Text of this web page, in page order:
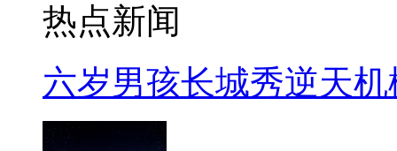
热点新闻
六岁男孩长城秀逆天机